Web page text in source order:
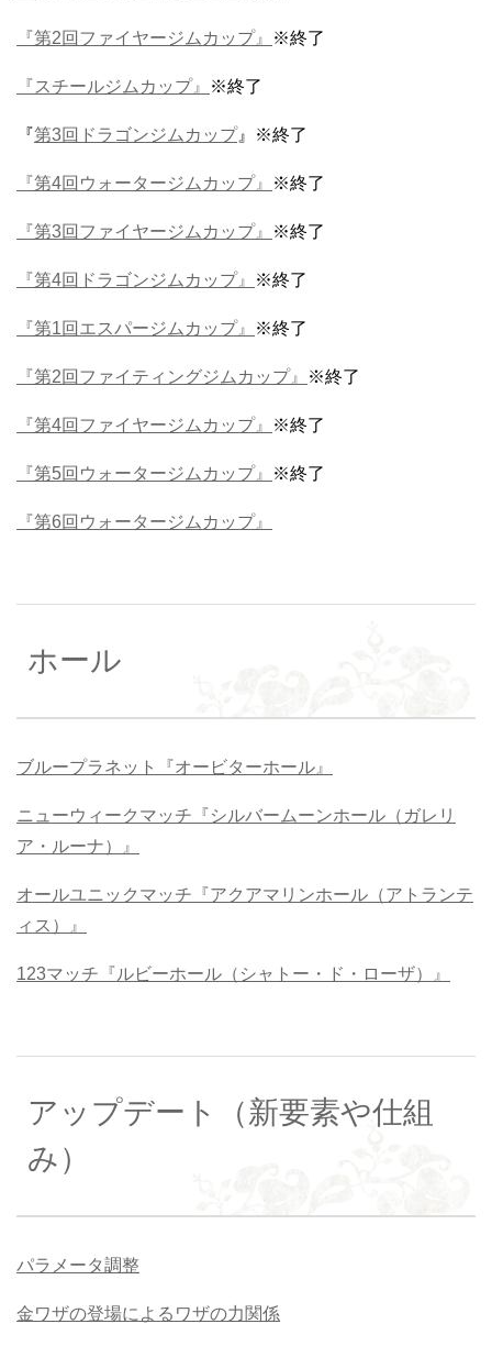
『第2回ファイヤージムカップ』 ※終了
『スチールジムカップ』 ※終了
『第3回ドラゴンジムカップ』※終了
『第4回ウォータージムカップ』 ※終了
『第3回ファイヤージムカップ』 ※終了
『第4回ドラゴンジムカップ』 ※終了
『第1回エスパージムカップ』 ※終了
『第2回ファイティングジムカップ』 ※終了
『第4回ファイヤージムカップ』 ※終了
『第5回ウォータージムカップ』 ※終了
『第6回ウォータージムカップ』
ホール
ブループラネット『オービターホール』
ニューウィークマッチ『シルバームーンホール（ガレリ
ア・ルーナ）』
オールユニックマッチ『アクアマリンホール（アトランテ
ィス）』
123マッチ『ルビーホール（シャトー・ド・ローザ）』
アップデート（新要素や仕組
み）
パラメータ調整
金ワザの登場によるワザの力関係